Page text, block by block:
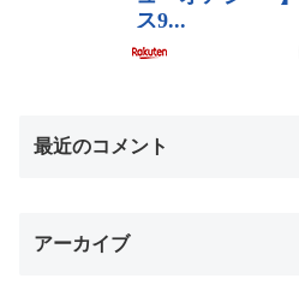
最近のコメント
アーカイブ